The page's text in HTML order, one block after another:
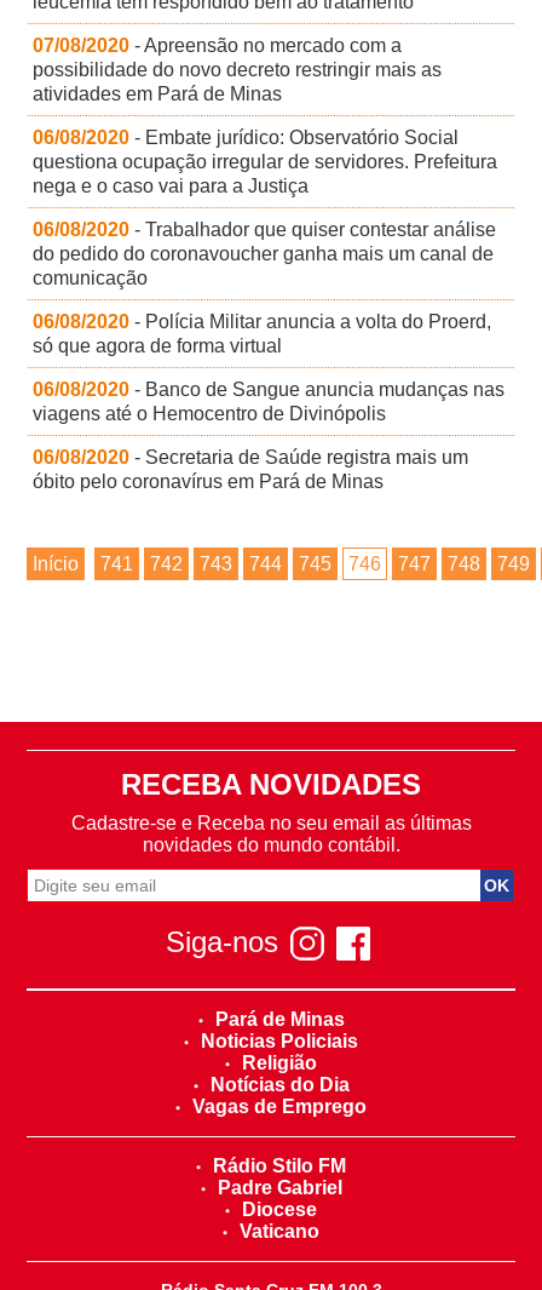
07/08/2020 - Apreensão no mercado com a
possibilidade do novo decreto restringir mais as
atividades em Pará de Minas
06/08/2020 - Embate jurídico: Observatório Social
questiona ocupação irregular de servidores. Prefeitura
nega e o caso vai para a Justiça
06/08/2020 - Trabalhador que quiser contestar análise
do pedido do coronavoucher ganha mais um canal de
comunicação
06/08/2020 - Polícia Militar anuncia a volta do Proerd,
só que agora de forma virtual
06/08/2020 - Banco de Sangue anuncia mudanças nas
viagens até o Hemocentro de Divinópolis
06/08/2020 - Secretaria de Saúde registra mais um
óbito pelo coronavírus em Pará de Minas
Início 741 742 743 744 745 746 747 748 749
RECEBA NOVIDADES
Cadastre-se e Receba no seu email as últimas
novidades do mundo contábil.
Siga-nos
Pará de Minas
Noticias Policiais
Religião
Notícias do Dia
Vagas de Emprego
Rádio Stilo FM
Padre Gabriel
Diocese
Vaticano